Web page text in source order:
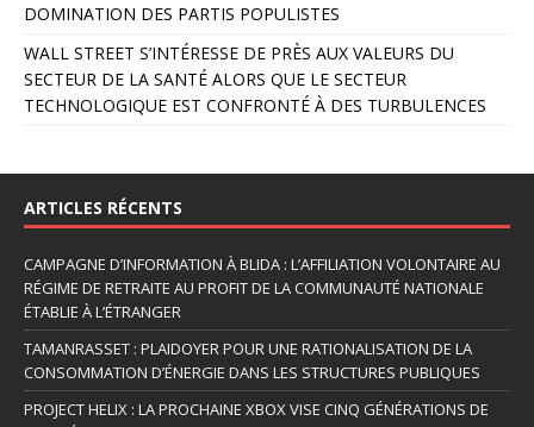
DOMINATION DES PARTIS POPULISTES
WALL STREET S’INTÉRESSE DE PRÈS AUX VALEURS DU
SECTEUR DE LA SANTÉ ALORS QUE LE SECTEUR
TECHNOLOGIQUE EST CONFRONTÉ À DES TURBULENCES
ARTICLES RÉCENTS
CAMPAGNE D’INFORMATION À BLIDA : L’AFFILIATION VOLONTAIRE AU
RÉGIME DE RETRAITE AU PROFIT DE LA COMMUNAUTÉ NATIONALE
ÉTABLIE À L’ÉTRANGER
TAMANRASSET : PLAIDOYER POUR UNE RATIONALISATION DE LA
CONSOMMATION D’ÉNERGIE DANS LES STRUCTURES PUBLIQUES
PROJECT HELIX : LA PROCHAINE XBOX VISE CINQ GÉNÉRATIONS DE